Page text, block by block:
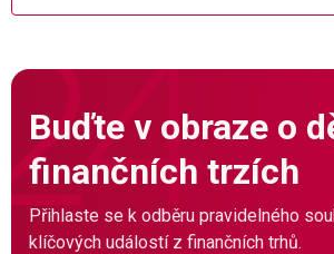
Buďte v obraze o
finančních trzích
Přihlaste se k odběru pravidelného
klíčových událostí z finančních trhů.